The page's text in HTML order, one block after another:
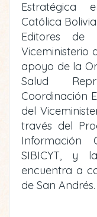
Estratégica
Católica
Editores de
Viceministerio
apoyo de la
Salud
Coordinación
del
través del
Información
SIBICYT, y
encuentra a
de San Andrés.